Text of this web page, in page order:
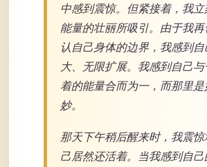
中感到震惊。但紧接着，我
能量的壮丽所吸引。由于我
认自己身体的边界，我感到
大、无限扩展。我感到自己
着的能量合而为一，而那里
妙。
那天下午稍后醒来时，我震
己居然还活着。当我感到自